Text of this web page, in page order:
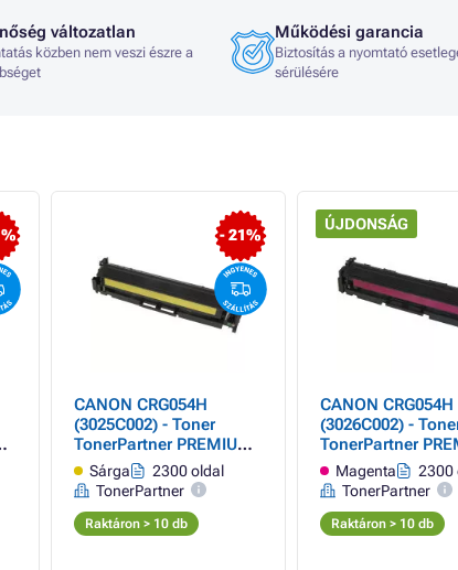
változatlan
közben nem veszi észre a
Működési garancia
Biztosítás a nyomtató
sérülésére
- 21%
CANON CRG054H
(3025C002) - Toner
TonerPartner PREMIUM,
yellow (sárga)
Sárga
2300 oldal
TonerPartner
Raktáron > 10 db
ÚJDONSÁG
CANON CRG054H
(3026C002) -
TonerPartner
magenta
Magenta
2300
TonerPartner
Raktáron > 10 db